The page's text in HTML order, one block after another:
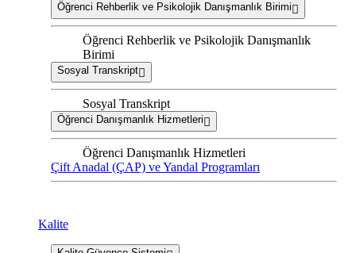
Öğrenci Rehberlik ve Psikolojik Danışmanlık Birimi
Öğrenci Rehberlik ve Psikolojik Danışmanlık
Birimi
Sosyal Transkript
Sosyal Transkript
Öğrenci Danışmanlık Hizmetleri
Öğrenci Danışmanlık Hizmetleri
Çift Anadal (ÇAP) ve Yandal Programları
Kalite